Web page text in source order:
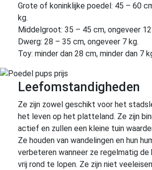
Grote of koninklijke poedel: 45 – 60
kg.
Middelgroot: 35 – 45 cm, ongeveer
Dwerg: 28 – 35 cm, ongeveer 7 kg.
Toy: minder dan 28 cm, minder dan 7
Leefomstandigheden
Ze zijn zowel geschikt voor het
het leven op het platteland. Ze zijn
actief en zullen een kleine tuin
Ze houden van wandelingen en hun
verbeteren wanneer ze regelmatig de
vrij rond te lopen. Ze zijn niet